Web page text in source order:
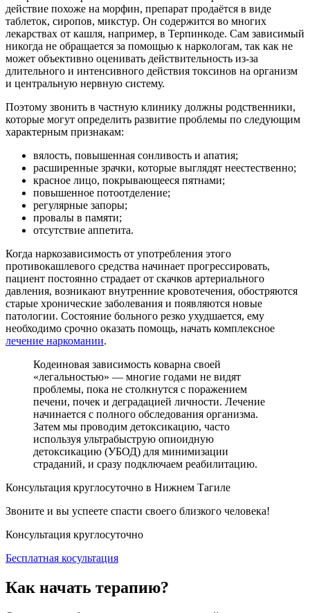
действие похоже на морфин, препарат продаётся в виде
таблеток, сиропов, микстур. Он содержится во многих
лекарствах от кашля, например, в Терпинкоде. Сам зависимый
никогда не обращается за помощью к наркологам, так как не
может объективно оценивать действительность из-за
длительного и интенсивного действия токсинов на организм
и центральную нервную систему.
Поэтому звонить в частную клинику должны родственники,
которые могут определить развитие проблемы по следующим
характерным признакам:
вялость, повышенная сонливость и апатия;
расширенные зрачки, которые выглядят неестественно;
красное лицо, покрывающееся пятнами;
повышенное потоотделение;
регулярные запоры;
провалы в памяти;
отсутствие аппетита.
Когда наркозависимость от употребления этого
противокашлевого средства начинает прогрессировать,
пациент постоянно страдает от скачков артериального
давления, возникают внутренние кровотечения, обостряются
старые хронические заболевания и появляются новые
патологии. Состояние больного резко ухудшается, ему
необходимо срочно оказать помощь, начать комплексное
лечение наркомании.
Кодеиновая зависимость коварна своей
«легальностью» — многие годами не видят
проблемы, пока не столкнутся с поражением
печени, почек и деградацией личности. Лечение
начинается с полного обследования организма.
Затем мы проводим детоксикацию, часто
используя ультрабыструю опиоидную
детоксикацию (УБОД) для минимизации
страданий, и сразу подключаем реабилитацию.
Консультация круглосуточно в Нижнем Тагиле
Звоните и вы успеете спасти своего близкого человека!
Консультация круглосуточно
Бесплатная косультация
Как начать терапию?